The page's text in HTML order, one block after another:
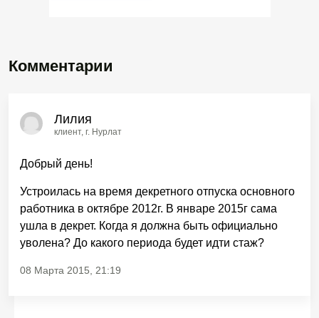
Комментарии
Лилия
клиент, г. Нурлат
Добрый день!
Устроилась на время декретного отпуска основного
работника в октябре 2012г. В январе 2015г сама
ушла в декрет. Когда я должна быть официально
уволена? До какого периода будет идти стаж?
08 Марта 2015, 21:19